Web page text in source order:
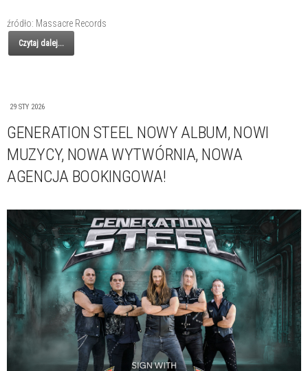
źródło: Massacre Records
Czytaj dalej...
29 STY 2026
GENERATION STEEL NOWY ALBUM, NOWI
MUZYCY, NOWA WYTWÓRNIA, NOWA
AGENCJA BOOKINGOWA!